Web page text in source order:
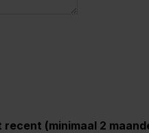
(minimaal 2